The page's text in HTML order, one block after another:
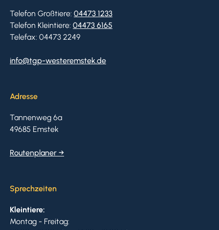
Telefon Großtiere: 04473 1233
Telefon Kleintiere: 04473 6165
Telefax: 04473 2249
info@tgp-westeremstek.de
Adresse
Tannenweg 6a
49685 Emstek
Routenplaner →
Sprechzeiten
Kleintiere:
Montag - Freitag: